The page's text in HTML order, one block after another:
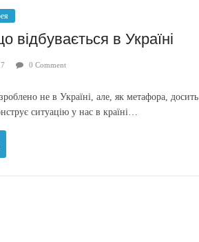
відбувається в Україні
0 Comment
не в Україні, але, як метафора, досить
ситуацію у нас в країні…